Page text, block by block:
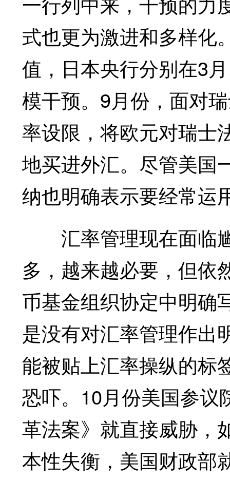
式也更为激进和多样化
值，日本央行分别在3
模干预。9月份，面对
率设限，将欧元对瑞士
地买进外汇。尽管美国
纳也明确表示要经常运
汇率管理现在面临
多，越来越必要，但依
币基金组织协定中明确
是没有对汇率管理作出
能被贴上汇率操纵的标
恐吓。10月份美国参议
革法案》就直接威胁，
本性失衡，美国财政部